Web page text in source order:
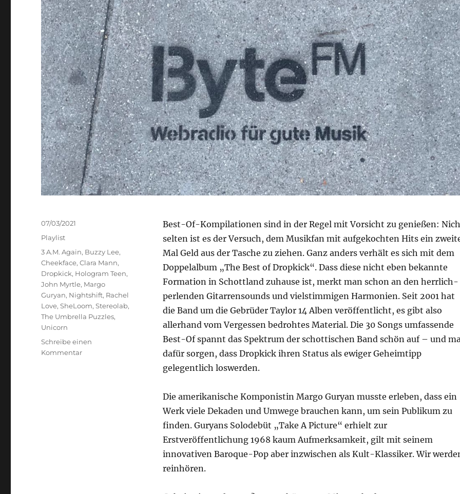
Best-Of-Kompilationen sind in der Regel mit Vorsicht zu genießen:
selten ist es der Versuch, dem Musikfan mit aufgekochten Hits ein
Mal Geld aus der Tasche zu ziehen. Ganz anders verhält es sich mit dem
Doppelalbum „The Best of Dropkick“. Dass diese nicht eben bekannte
Formation in Schottland zuhause ist, merkt man schon an den herrlich-
perlenden Gitarrensounds und vielstimmigen Harmonien. Seit 2001 hat
die Band um die Gebrüder Taylor 14 Alben veröffentlicht, es gibt also
allerhand vom Vergessen bedrohtes Material. Die 30 Songs umfassende
Best-Of spannt das Spektrum der schottischen Band schön auf – und
dafür sorgen, dass Dropkick ihren Status als ewiger Geheimtipp
gelegentlich loswerden.
Die amerikanische Komponistin Margo Guryan musste erleben, dass ein
Werk viele Dekaden und Umwege brauchen kann, um sein Publikum zu
finden. Guryans Solodebüt „Take A Picture“ erhielt zur
Erstveröffentlichung 1968 kaum Aufmerksamkeit, gilt mit seinem
innovativen Baroque-Pop aber inzwischen als Kult-Klassiker. Wir
reinhören.
Veröffentlicht
am
07/03/2021
Kategorien
Playlist
Schlagwörter
3 A.M. Again, Buzzy Lee,
Cheekface,Clara Mann,
Dropkick, Hologram Teen,
John Myrtle, Margo
Guryan, Nightshift, Rachel
Love,SheLoom,Stereolab,
The Umbrella Puzzles,
Unicorn
Schreibe einen
Kommentarzu